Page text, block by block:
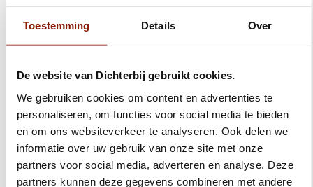
Toestemming Details Over
De website van Dichterbij gebruikt cookies.
We gebruiken cookies om content en advertenties te
personaliseren, om functies voor social media te bieden
en om ons websiteverkeer te analyseren. Ook delen we
informatie over uw gebruik van onze site met onze
partners voor social media, adverteren en analyse. Deze
partners kunnen deze gegevens combineren met andere
iets aannemen, omdat ik hetzelfde heb meegemaakt”, zegt
ze. “Maar we doen ook gewoon leuke dingen en praten over
elke dag en heb vastigheid.” Dromen heeft ze ook. “Ik zou